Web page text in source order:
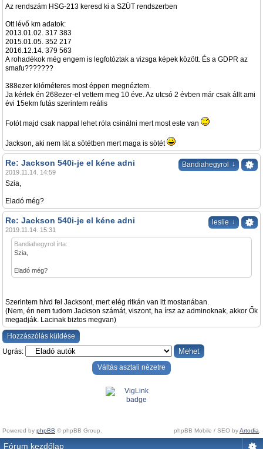
Az rendszám HSG-213 keresd ki a SZÜT rendszerben
Ott lévő km adatok:
2013.01.02. 317 383
2015.01.05. 352 217
2016.12.14. 379 563
A rohadékok még engem is legfotóztak a vizsga képek között. És a GDPR az
smafu???????
388ezer kilóméteres most éppen megnéztem.
Ja kérlek én 268ezer-el vettem meg 10 éve. Az utcsó 2 évben már csak állt ami
évi 15ekm futás szerintem reális
Fotót majd csak nappal lehet róla csinálni mert most este van
Jackson, aki nem lát a sötétben mert maga is sötét
Bandiahegyrol ↓
Re: Jackson 540i-je el kéne adni
2019.11.14. 14:59
Szia,
Eladó még?
leslie ↓
Re: Jackson 540i-je el kéne adni
2019.11.14. 15:31
Bandiahegyrol írta:
Szia,
Eladó még?
Szerintem hívd fel Jacksont, mert elég ritkán van itt mostanában.
(Nem, én nem tudom Jackson számát, viszont, ha írsz az adminoknak, akkor Ők
megadják. Lacinak biztos megvan)
Hozzászólás küldése
Ugrás:
Váltás asztali nézetre
Powered by phpBB © phpBB Group. phpBB Mobile / SEO byArtodia.
Fórum kezdőlap